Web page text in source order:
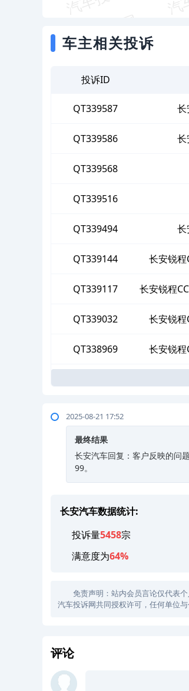
车主相关投诉
投诉ID
QT339587 长
QT339586 长
QT339568
QT339516
QT339494 长
QT339144 长安锐
QT339117 长安锐程
QT339032 长安锐
QT338969 长安锐
2025-08-21 17:52
最终结果
长安汽车回复：客户反映的问
99。
长安汽车数据统计:
投诉量5458宗
满意度为64%
免责声明：站内会员言论仅代表
汽车投诉网共同授权许可，任何单位
评论